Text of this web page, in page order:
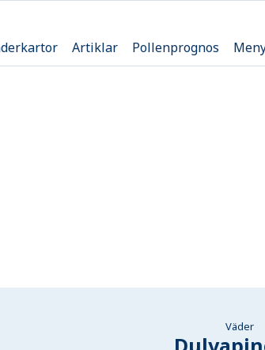
Artiklar Pollenprognos
Väder